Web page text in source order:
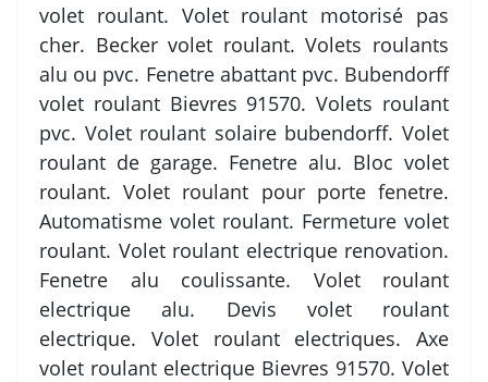
volet roulant. Volet roulant motorisé pas
cher. Becker volet roulant. Volets roulants
alu ou pvc. Fenetre abattant pvc. Bubendorff
volet roulant Bievres 91570. Volets roulant
pvc. Volet roulant solaire bubendorff. Volet
roulant de garage. Fenetre alu. Bloc volet
roulant. Volet roulant pour porte fenetre.
Automatisme volet roulant. Fermeture volet
roulant. Volet roulant electrique renovation.
Fenetre alu coulissante. Volet roulant
electrique alu. Devis volet roulant
electrique. Volet roulant electriques. Axe
volet roulant electrique Bievres 91570. Volet